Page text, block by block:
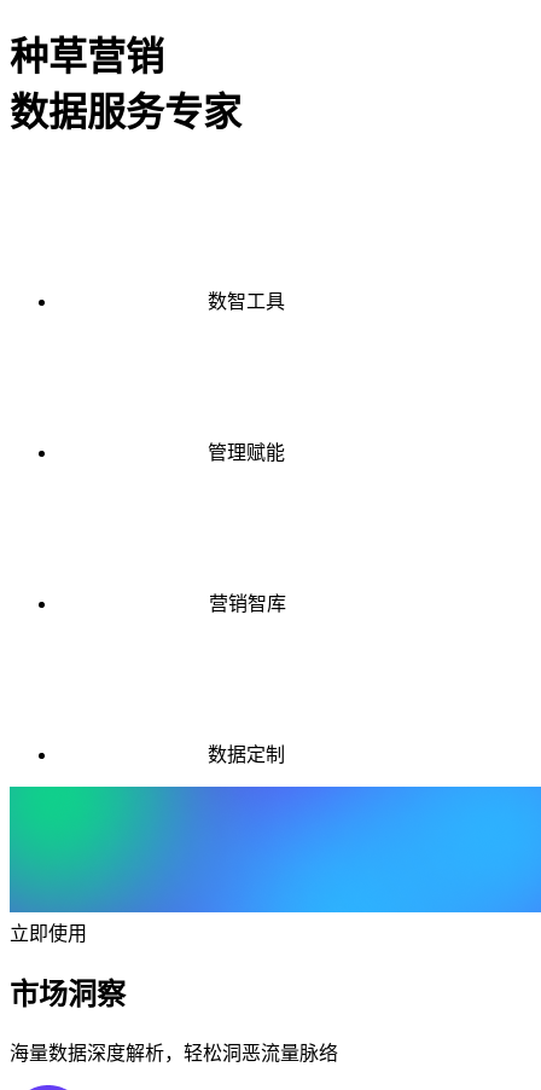
种草营销
数据服务专家
数智工具
管理赋能
营销智库
数据定制
立即使用
市场洞察
海量数据深度解析，轻松洞恶流量脉络